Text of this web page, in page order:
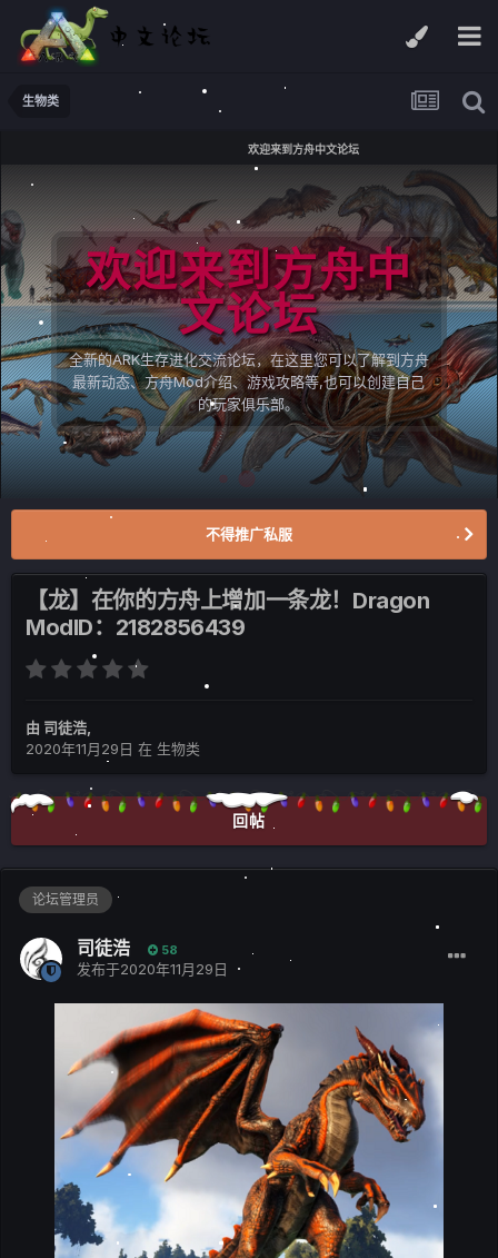
生物类
欢迎来到方舟中文论坛
欢迎来到方舟中
文论坛
全新的ARK生存进化交流论坛，在这里您可以了解到方舟
最新动态、方舟Mod介绍、游戏攻略等,也可以创建自己
的玩家俱乐部。
不得推广私服
【龙】在你的方舟上增加一条龙！Dragon
ModID：2182856439
由 司徒浩,
2020年11月29日 在 生物类
回帖
论坛管理员
司徒浩 58
发布于2020年11月29日